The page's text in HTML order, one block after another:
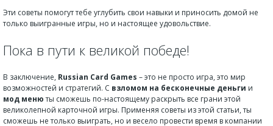
Эти советы помогут тебе углубить свои навыки и приносить домой не
только выигранные игры, но и настоящее удовольствие.
Пока в пути к великой победе!
В заключение, Russian Card Games – это не просто игра, это мир
возможностей и стратегий. С взломом на бесконечные деньги и
мод менюты сможешь по-настоящему раскрыть все грани этой
великолепной карточной игры. Применяя советы из этой статьи, ты
сможешь не только выиграть, но и весело провести время в компании